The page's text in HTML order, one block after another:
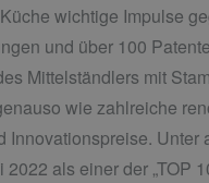
wichtige Impulse
und über 100
Mittelständlers mit
wie zahlreiche
Innovationspreise. Unter
als einer der „TOP